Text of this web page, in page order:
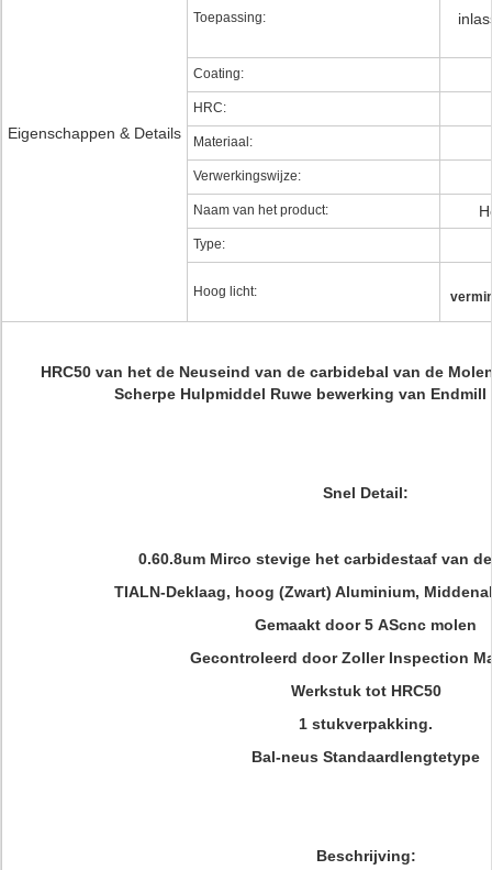
Eigenschappen & Details
Toepassing:
Coating:
HRC:
Materiaal:
Verwerkingswijze:
Naam van het product:
Type:
Hoog licht:
HRC50 van het de Neuseind van de carbidebal van de
Scherpe Hulpmiddel Ruwe bewerking van
Snel Detail:
0.60.8um Mirco stevige het carbidestaaf van
TIALN-Deklaag, hoog (Zwart) Aluminium,
Gemaakt door 5 AScnc molen
Gecontroleerd door Zoller Inspection
Werkstuk tot HRC50
1 stukverpakking.
Bal-neus Standaardlengtetype
Beschrijving: